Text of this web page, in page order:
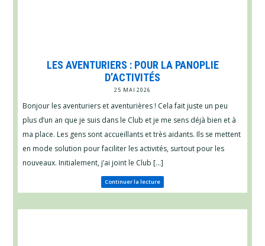
LES AVENTURIERS : POUR LA PANOPLIE
D’ACTIVITÉS
25 MAI 2026
Bonjour les aventuriers et aventurières ! Cela fait juste un peu
plus d’un an que je suis dans le Club et je me sens déjà bien et à
ma place. Les gens sont accueillants et très aidants. Ils se mettent
en mode solution pour faciliter les activités, surtout pour les
nouveaux. Initialement, j’ai joint le Club […]
Continuer la lecture